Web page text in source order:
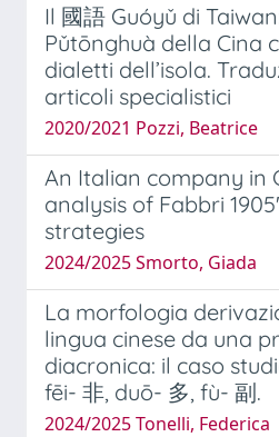
Il 國語 Guóyǔ di
Pǔtōnghuà della Cina
dialetti dell’isola.
articoli specialistici
2020/2021 Pozzi, Beatrice
An Italian company in
analysis of Fabbri
strategies
2024/2025 Smorto, Giada
La morfologia
lingua cinese da una
diacronica: il caso
fēi- 非, duō- 多, fù- 副.
2024/2025 Tonelli, Federica